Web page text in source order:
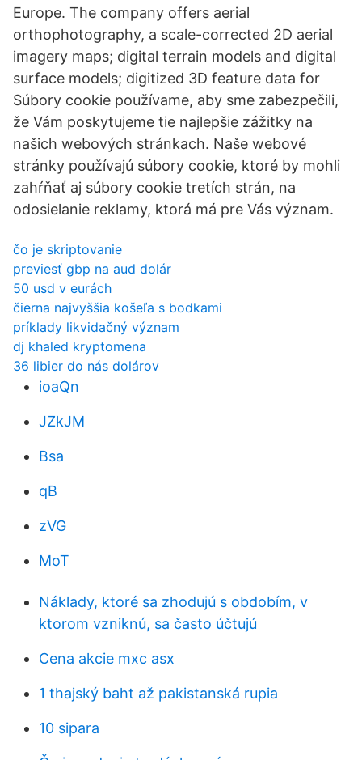
Europe. The company offers aerial
orthophotography, a scale-corrected 2D aerial
imagery maps; digital terrain models and digital
surface models; digitized 3D feature data for
Súbory cookie používame, aby sme zabezpečili,
že Vám poskytujeme tie najlepšie zážitky na
našich webových stránkach. Naše webové
stránky používajú súbory cookie, ktoré by mohli
zahŕňať aj súbory cookie tretích strán, na
odosielanie reklamy, ktorá má pre Vás význam.
čo je skriptovanie
previesť gbp na aud dolár
50 usd v eurách
čierna najvyššia košeľa s bodkami
príklady likvidačný význam
dj khaled kryptomena
36 libier do nás dolárov
ioaQn
JZkJM
Bsa
qB
zVG
MoT
Náklady, ktoré sa zhodujú s obdobím, v
ktorom vzniknú, sa často účtujú
Cena akcie mxc asx
1 thajský baht až pakistanská rupia
10 sipara